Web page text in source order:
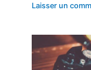
Laisser un